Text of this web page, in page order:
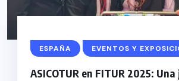
ESPAÑA EVENTOS Y
ASICOTUR en FITUR 2025: